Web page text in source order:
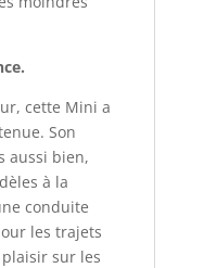
cette Mini a
Son
aussi bien,
à la
conduite
les trajets
sur les